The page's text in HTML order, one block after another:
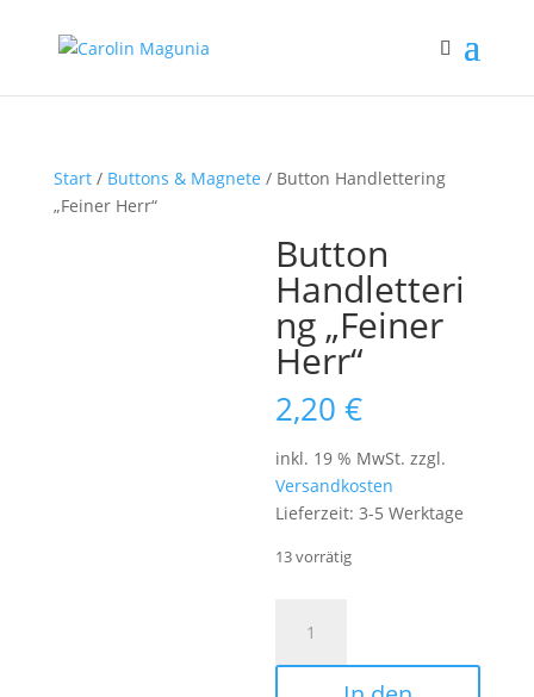
Start/ Buttons & Magnete / Button Handlettering
„Feiner Herr“
Button
Handletteri
ng „Feiner
Herr“
2,20€
inkl. 19 % MwSt. zzgl.
Versandkosten
Lieferzeit:3-5 Werktage
13 vorrätig
Handlettering
"Feiner